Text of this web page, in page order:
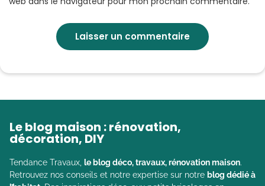
Le blog maison : rénovation,
décoration, DIY
Tendance Travaux, le blog déco, travaux, rénovation maison.
Retrouvez nos conseils et notre expertise sur notre blog dédié à